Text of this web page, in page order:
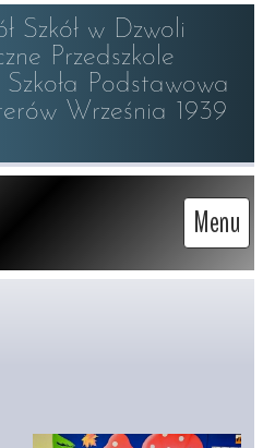
Szkół w Dzwoli
Przedszkole
Szkoła Podstawowa
Września 1939
Menu